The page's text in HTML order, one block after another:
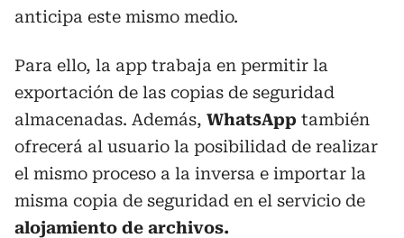
anticipa este mismo medio.
Para ello, la app trabaja en permitir la
exportación de las copias de seguridad
almacenadas. Además, WhatsApp también
ofrecerá al usuario la posibilidad de realizar
el mismo proceso a la inversa e importar la
misma copia de seguridad en el servicio de
alojamiento de archivos.